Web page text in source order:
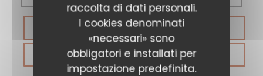
raccolta di dati personali.
I cookies denominati
«necessari» sono
obbligatori e installati per
impostazione predefinita.
PRENOTA
BUONI